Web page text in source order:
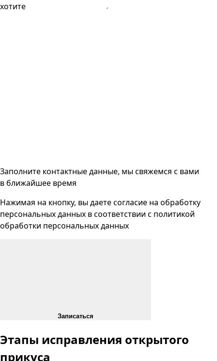
хотите
Заполните контактные данные, мы свяжемся с вами
в ближайшее время
Нажимая на кнопку, вы даете согласие на обработку
персональных данных в соответствии с политикой
обработки персональных данных
Записаться
Этапы исправления открытого
прикуса